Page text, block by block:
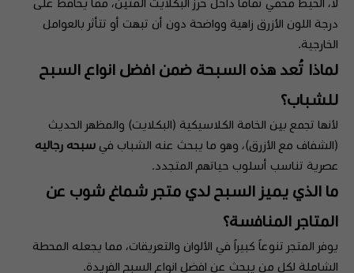
لا، الخيط محمي تماماً داخل خرز البكلايت المتين، مما يحافظ على
درجة اللون الأزرق زاهية وواضحة دون أن تبهت أو تتأثر بالعوامل
الخارجية.
لماذا تُعد هذه السبحة ضمن افضل انواع السبح
للشباب؟
لأنها تجمع بين الخامة الكلاسيكية (البكلايت) والمظهر الحديث
(الشفاف مع الأزرق)، وهو ما يبحث عنه الشباب في سبحه رجاليه
عصرية تناسب أسلوب حياتهم المتجدد.
ما الذي يميز السبح لدي متجر شماغ شوب عن
المتاجر المنافسة؟
يوفر المتجر تنوعاً كبيراً في الألوان والتعريقات، مما يجعله المحطة
الشاملة لكل من يبحث عن افضل انواع السبح الفريدة.